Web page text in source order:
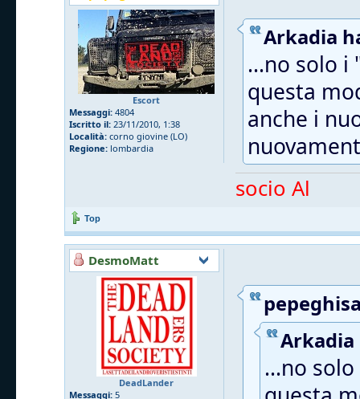
Escort
Messaggi: 4804
Iscritto il: 23/11/2010, 1:38
Località: corno giovine (LO)
Regione: lombardia
Arkadia
...no solo i
questa
anche i
socio Al
Top
DesmoMatt
DeadLander
Messaggi: 5
...no